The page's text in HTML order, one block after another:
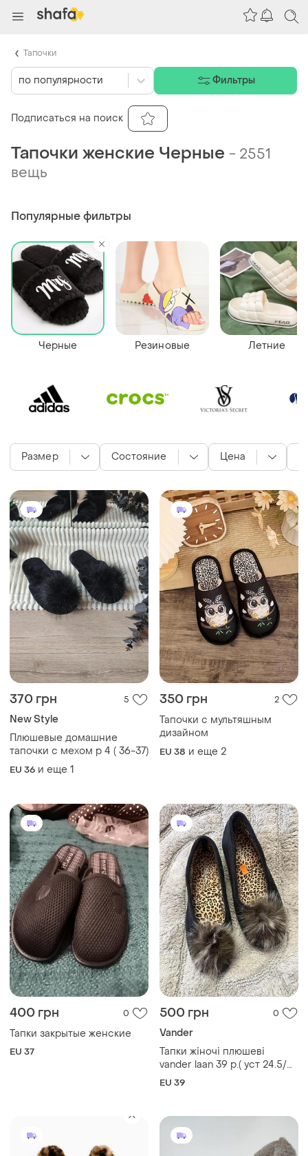
Тапочки женские Черные - 2551
вещь
370 грн 5
New Style
Плюшевые домашние
тапочки с мехом р 4 ( 36-37)
EU 36 и еще 1
350 грн 2
Тапочки с мультяшным
дизайном
EU 38 и еще 2
400 грн 0
Тапки закрытые женские
EU 37
500 грн 0
Vander
Тапки жіночі плюшеві
vander laan 39 р.( уст 24.5/
25 см,іспанія
EU 39
Популярные фильтры
Черные Резиновые Летние
Размер Состояние Цена
по популярности Фильтры
Подписаться на поиск
Тапочки